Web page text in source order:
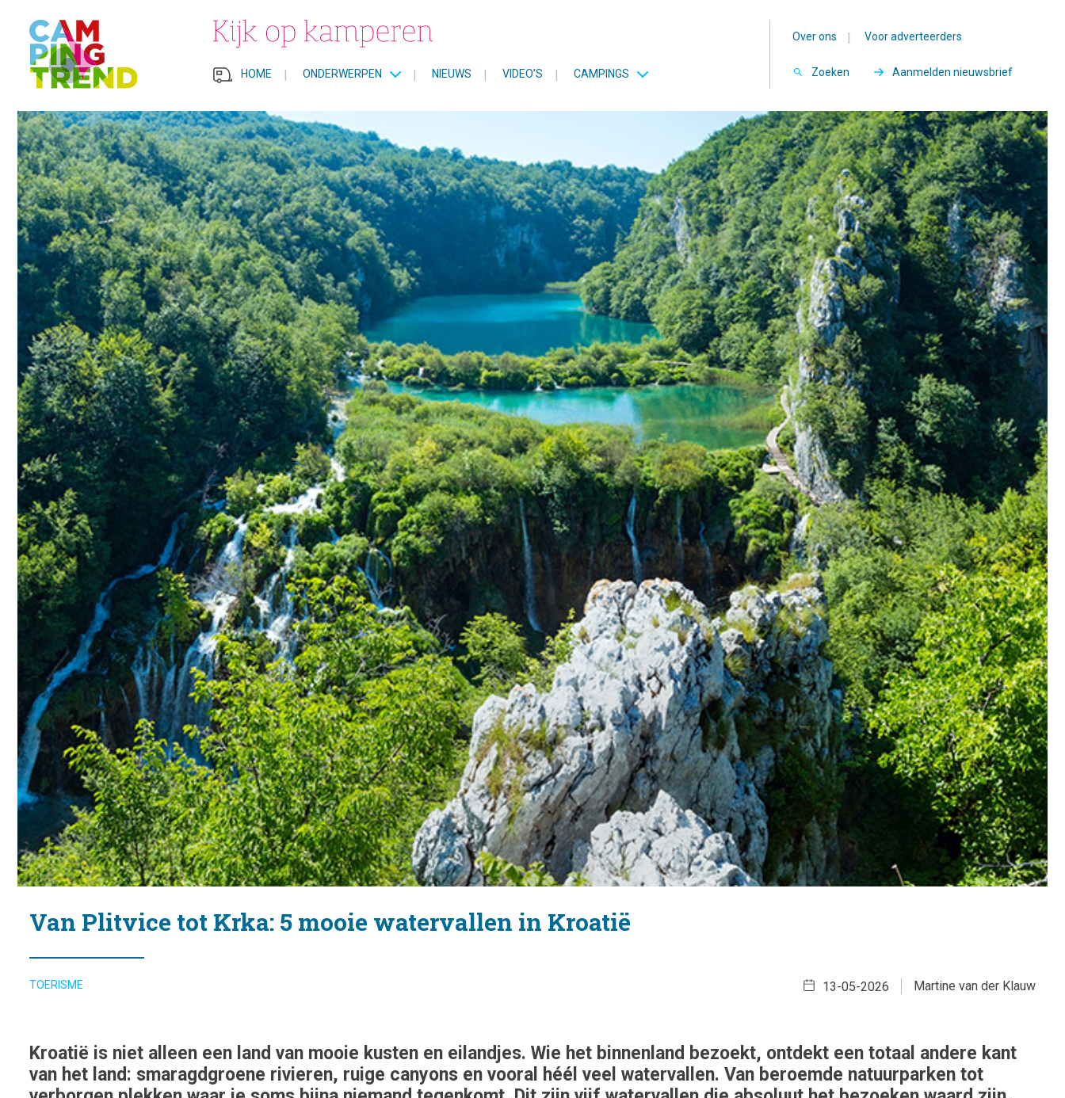
HOME | ONDERWERPEN | NIEUWS | VIDEO’S | CAMPINGS
Over ons | Voor adverteerders
Zoeken Aanmelden nieuwsbrief
Van Plitvice tot Krka: 5 mooie watervallen in Kroatië
TOERISME Martine van der Klauw
13-05-2026
Kroatië is niet alleen een land van mooie kusten en eilandjes. Wie het binnenland bezoekt, ontdekt een totaal andere kant
van het land: smaragdgroene rivieren, ruige canyons en vooral héél veel watervallen. Van beroemde natuurparken tot